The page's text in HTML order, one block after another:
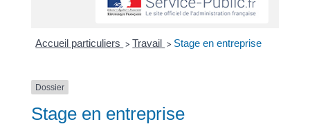
Accueil particuliers > Travail > Stage en entreprise
Dossier
Stage en entreprise